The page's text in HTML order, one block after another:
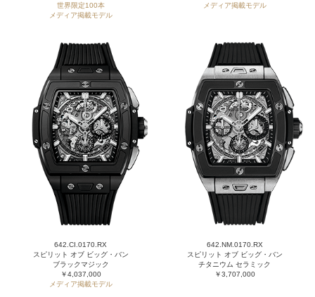
世界限定100本
メディア掲載モデル
メディア掲載モデル
642.CI.0170.RX
スピリット オブ ビッグ・バン
ブラックマジック
￥4,037,000
メディア掲載モデル
642.NM.0170.RX
スピリット オブ ビッグ・バン
チタニウム セラミック
￥3,707,000